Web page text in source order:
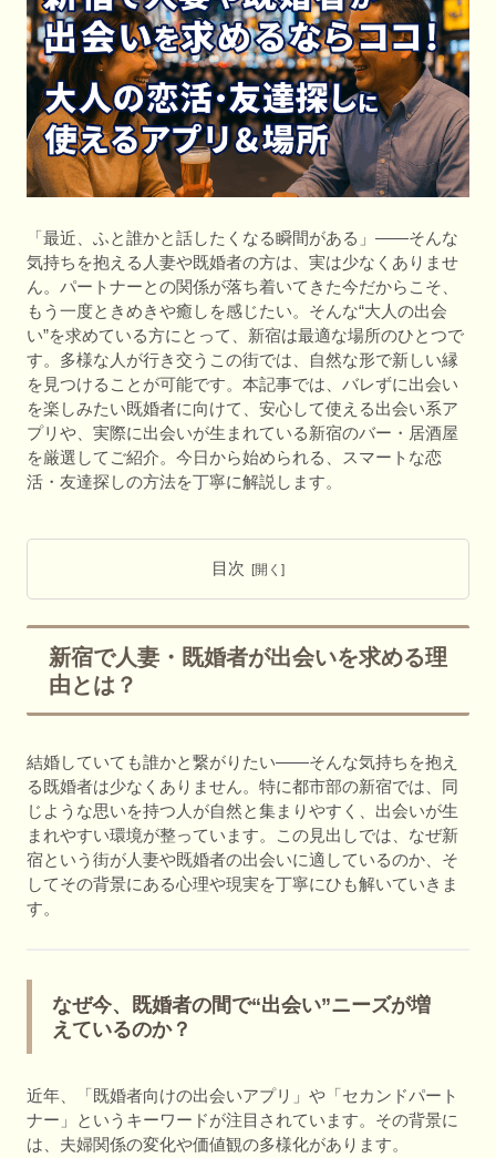
「最近、ふと誰かと話したくなる瞬間がある」――そんな
気持ちを抱える人妻や既婚者の方は、実は少なくありませ
ん。パートナーとの関係が落ち着いてきた今だからこそ、
もう一度ときめきや癒しを感じたい。そんな“大人の出会
い”を求めている方にとって、新宿は最適な場所のひとつで
す。多様な人が行き交うこの街では、自然な形で新しい縁
を見つけることが可能です。本記事では、バレずに出会い
を楽しみたい既婚者に向けて、安心して使える出会い系ア
プリや、実際に出会いが生まれている新宿のバー・居酒屋
を厳選してご紹介。今日から始められる、スマートな恋
活・友達探しの方法を丁寧に解説します。
目次
新宿で人妻・既婚者が出会いを求める理
由とは？
結婚していても誰かと繋がりたい――そんな気持ちを抱え
る既婚者は少なくありません。特に都市部の新宿では、同
じような思いを持つ人が自然と集まりやすく、出会いが生
まれやすい環境が整っています。この見出しでは、なぜ新
宿という街が人妻や既婚者の出会いに適しているのか、そ
してその背景にある心理や現実を丁寧にひも解いていきま
す。
なぜ今、既婚者の間で“出会い”ニーズが増
えているのか？
近年、「既婚者向けの出会いアプリ」や「セカンドパート
ナー」というキーワードが注目されています。その背景に
は、夫婦関係の変化や価値観の多様化があります。